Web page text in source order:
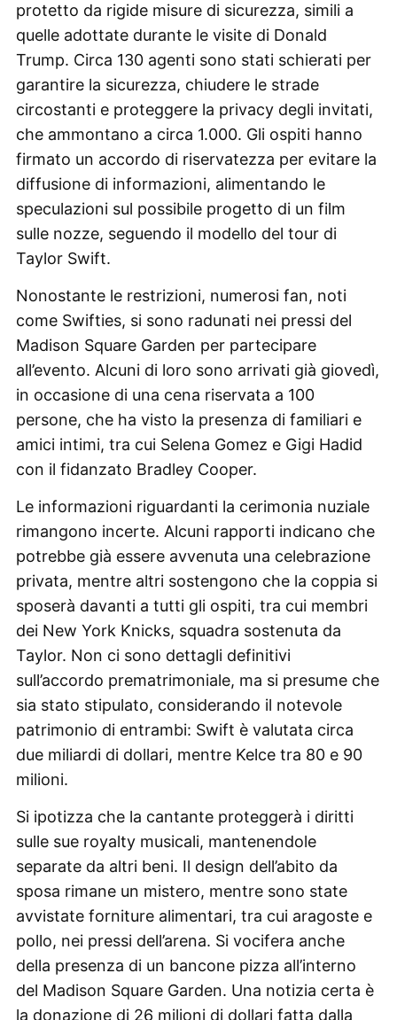
protetto da rigide misure di sicurezza, simili a
quelle adottate durante le visite di Donald
Trump. Circa 130 agenti sono stati schierati per
garantire la sicurezza, chiudere le strade
circostanti e proteggere la privacy degli invitati,
che ammontano a circa 1.000. Gli ospiti hanno
firmato un accordo di riservatezza per evitare la
diffusione di informazioni, alimentando le
speculazioni sul possibile progetto di un film
sulle nozze, seguendo il modello del tour di
Taylor Swift.
Nonostante le restrizioni, numerosi fan, noti
come Swifties, si sono radunati nei pressi del
Madison Square Garden per partecipare
all’evento. Alcuni di loro sono arrivati già giovedì,
in occasione di una cena riservata a 100
persone, che ha visto la presenza di familiari e
amici intimi, tra cui Selena Gomez e Gigi Hadid
con il fidanzato Bradley Cooper.
Le informazioni riguardanti la cerimonia nuziale
rimangono incerte. Alcuni rapporti indicano che
potrebbe già essere avvenuta una celebrazione
privata, mentre altri sostengono che la coppia si
sposerà davanti a tutti gli ospiti, tra cui membri
dei New York Knicks, squadra sostenuta da
Taylor. Non ci sono dettagli definitivi
sull’accordo prematrimoniale, ma si presume che
sia stato stipulato, considerando il notevole
patrimonio di entrambi: Swift è valutata circa
due miliardi di dollari, mentre Kelce tra 80 e 90
milioni.
Si ipotizza che la cantante proteggerà i diritti
sulle sue royalty musicali, mantenendole
separate da altri beni. Il design dell’abito da
sposa rimane un mistero, mentre sono state
avvistate forniture alimentari, tra cui aragoste e
pollo, nei pressi dell’arena. Si vocifera anche
della presenza di un bancone pizza all’interno
del Madison Square Garden. Una notizia certa è
la donazione di 26 milioni di dollari fatta dalla